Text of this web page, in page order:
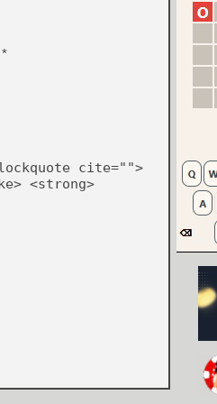
*
cite="">
<strong>